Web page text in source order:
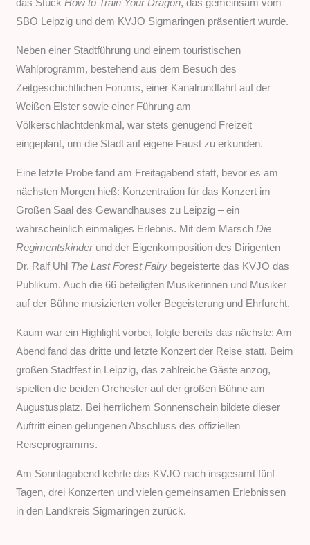
SBO Leipzig und dem KVJO Sigmaringen präsentiert wurde.
Neben einer Stadtführung und einem touristischen
Wahlprogramm, bestehend aus dem Besuch des
Zeitgeschichtlichen Forums, einer Kanalrundfahrt auf der
Weißen Elster sowie einer Führung am
Völkerschlachtdenkmal, war stets genügend Freizeit
eingeplant, um die Stadt auf eigene Faust zu erkunden.
Eine letzte Probe fand am Freitagabend statt, bevor es am
nächsten Morgen hieß: Konzentration für das Konzert im
Großen Saal des Gewandhauses zu Leipzig – ein
wahrscheinlich einmaliges Erlebnis. Mit dem MarschDie
Regimentskinderund der Eigenkomposition des Dirigenten
Dr. Ralf Uhl The Last Forest Fairy begeisterte das KVJO das
Publikum. Auch die 66 beteiligten Musikerinnen und Musiker
auf der Bühne musizierten voller Begeisterung und Ehrfurcht.
Kaum war ein Highlight vorbei, folgte bereits das nächste: Am
Abend fand das dritte und letzte Konzert der Reise statt. Beim
großen Stadtfest in Leipzig, das zahlreiche Gäste anzog,
spielten die beiden Orchester auf der großen Bühne am
Augustusplatz. Bei herrlichem Sonnenschein bildete dieser
Auftritt einen gelungenen Abschluss des offiziellen
Reiseprogramms.
Am Sonntagabend kehrte das KVJO nach insgesamt fünf
Tagen, drei Konzerten und vielen gemeinsamen Erlebnissen
in den Landkreis Sigmaringen zurück.